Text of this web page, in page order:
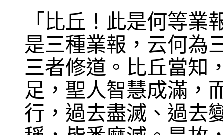
「比丘！此是何等
是三種業報，云何為
三者修道。比丘當知
足，聖人智慧成滿，
行，過去盡滅、過去